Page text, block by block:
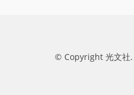
© Copyright 光文社